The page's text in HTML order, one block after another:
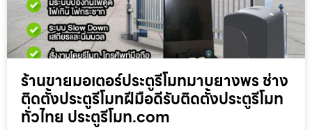
ร้านขายมอเตอร์ประตูรีโมทมาบยางพร ช่าง
ติดตั้งประตูรีโมทฝีมือดีรับติดตั้งประตูรีโมท
ทั่วไทย ประตูรีโมท.com